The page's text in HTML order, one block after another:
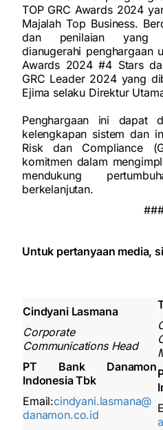
TOP GRC Awards 2024
Majalah Top Business.
dan penilaian yang
dianugerahi penghargaan
Awards 2024 #4 Stars
GRC Leader 2024 yang
Ejima selaku Direktur
Penghargaan ini dapat
kelengkapan sistem dan
Risk dan Compliance
komitmen dalam
mendukung
berkelanjutan.
Untuk pertanyaan media,
Cindyani Lasmana
Corporate
Communications Head
PT Bank Danamon
Indonesia Tbk
Email:cindyani.lasmana@
danamon.co.id